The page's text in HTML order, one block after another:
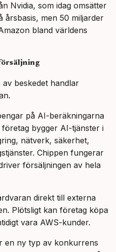
Nvidia, som idag omsätter
årsbasis, men 50 miljarder
bland världens
av beskedet handlar
på AI-beräkningarna
bygger AI-tjänster i
nätverk, säkerhet,
Chippen fungerar
försäljningen av hela
direkt till externa
Plötsligt kan företag köpa
vara AWS-kunder.
en ny typ av konkurrens